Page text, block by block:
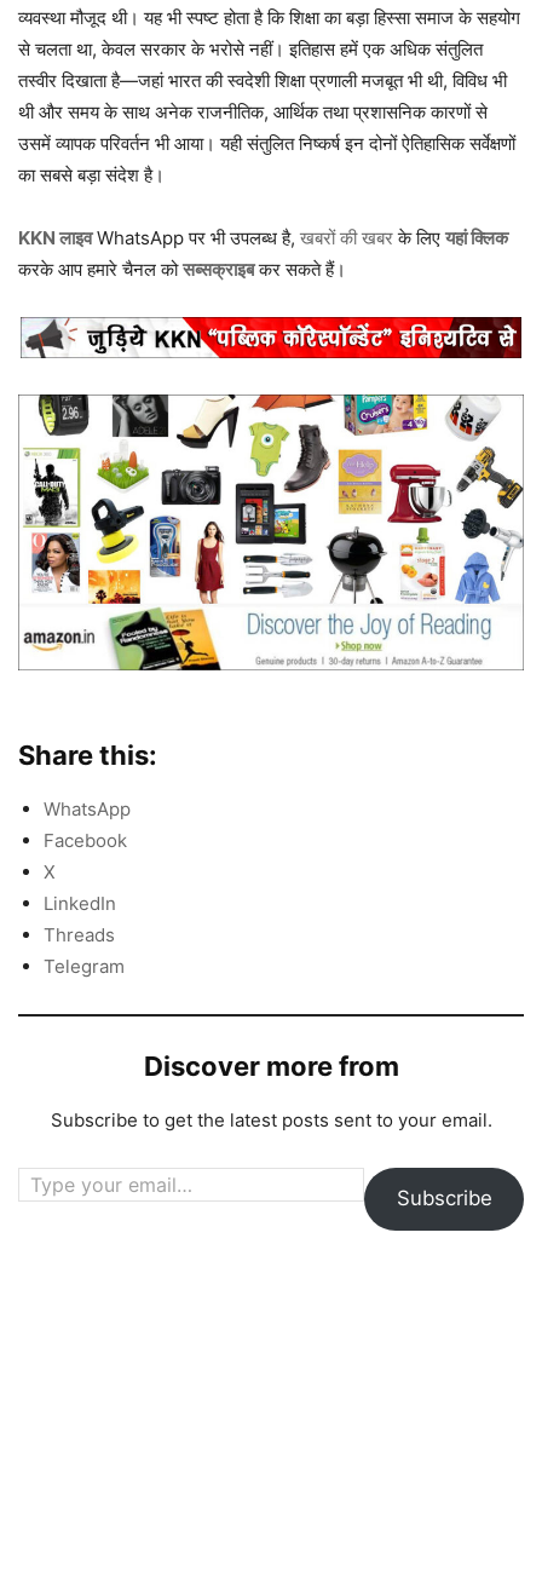
व्यवस्था मौजूद थी। यह भी स्पष्ट होता है कि शिक्षा का बड़ा हिस्सा समाज के सहयोग
से चलता था, केवल सरकार के भरोसे नहीं। इतिहास हमें एक अधिक संतुलित
तस्वीर दिखाता है—जहां भारत की स्वदेशी शिक्षा प्रणाली मजबूत भी थी, विविध भी
थी और समय के साथ अनेक राजनीतिक, आर्थिक तथा प्रशासनिक कारणों से
उसमें व्यापक परिवर्तन भी आया। यही संतुलित निष्कर्ष इन दोनों ऐतिहासिक सर्वेक्षणों
का सबसे बड़ा संदेश है।
KKN लाइवWhatsApp पर भी उपलब्ध है, खबरों की खबरके लिए यहां क्लिक
करके आप हमारे चैनल कोसब्सक्राइबकर सकते हैं।
Share this:
WhatsApp
Facebook
X
LinkedIn
Threads
Telegram
Discover more from
Subscribe to get the latest posts sent to your email.
Type your email…
Subscribe